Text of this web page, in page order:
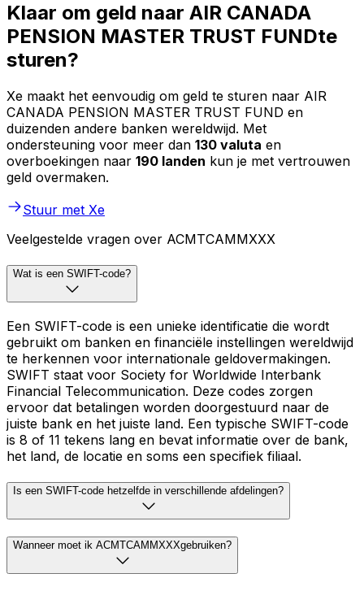
Klaar om geld naar AIR CANADA
PENSION MASTER TRUST FUNDte
sturen?
Xe maakt het eenvoudig om geld te sturen naar AIR
CANADA PENSION MASTER TRUST FUND en
duizenden andere banken wereldwijd. Met
ondersteuning voor meer dan 130 valuta en
overboekingen naar 190 landen kun je met vertrouwen
geld overmaken.
Stuur met Xe
Veelgestelde vragen over ACMTCAMMXXX
Wat is een SWIFT-code?
Een SWIFT-code is een unieke identificatie die wordt
gebruikt om banken en financiële instellingen wereldwijd
te herkennen voor internationale geldovermakingen.
SWIFT staat voor Society for Worldwide Interbank
Financial Telecommunication. Deze codes zorgen
ervoor dat betalingen worden doorgestuurd naar de
juiste bank en het juiste land. Een typische SWIFT-code
is 8 of 11 tekens lang en bevat informatie over de bank,
het land, de locatie en soms een specifiek filiaal.
Is een SWIFT-code hetzelfde in verschillende afdelingen?
Wanneer moet ik ACMTCAMMXXXgebruiken?